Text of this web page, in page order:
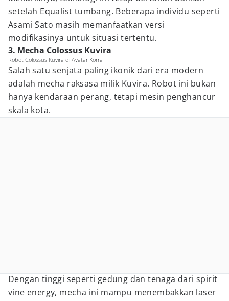
setelah Equalist tumbang. Beberapa individu seperti
Asami Sato masih memanfaatkan versi
modifikasinya untuk situasi tertentu.
3. Mecha Colossus Kuvira
Robot Colossus Kuvira di Avatar Korra
Salah satu senjata paling ikonik dari era modern
adalah mecha raksasa milik Kuvira. Robot ini bukan
hanya kendaraan perang, tetapi mesin penghancur
skala kota.
Dengan tinggi seperti gedung dan tenaga dari spirit
vine energy, mecha ini mampu menembakkan laser